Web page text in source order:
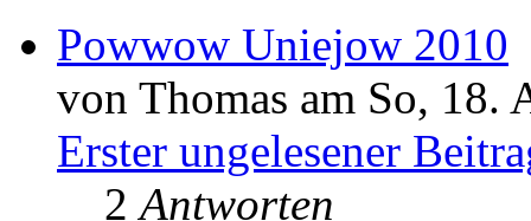
Powwow Uniejow 2010
von Thomas am So, 18.
Erster ungelesener
2Antworten